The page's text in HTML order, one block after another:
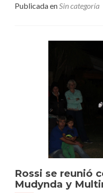
Publicada en Sin categoría
Rossi se reunió
Mudynda y